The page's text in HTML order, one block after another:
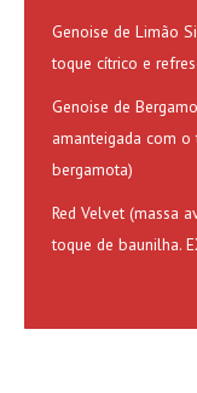
Genoise de Limão
toque cítrico e
Genoise de
amanteigada com
bergamota)
Red Velvet (massa
toque de baunilha.